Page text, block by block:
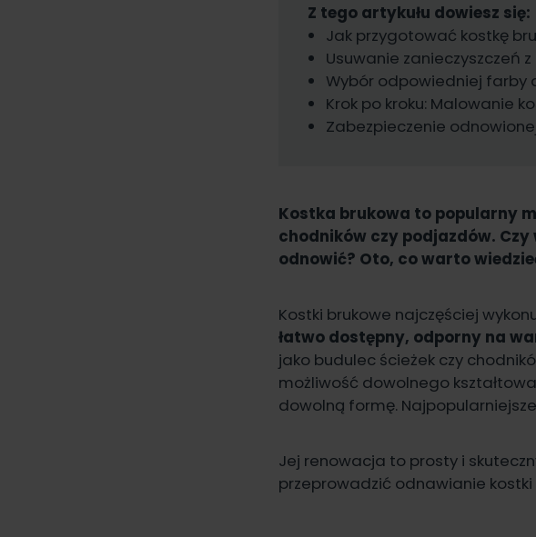
Z tego artykułu dowiesz się:
Jak przygotować kostkę
Usuwanie zanieczyszczeń
Wybór odpowiedniej farby
Krok po kroku: Malowanie
Zabezpieczenie
Kostka brukowa to popularny
chodników czy podjazdów. Czy
odnowić? Oto, co warto
Kostki brukowe najczęściej
łatwo dostępny, odporny na
jako budulec ścieżek czy
możliwość dowolnego
dowolną formę.
Jej renowacja to prosty i
przeprowadzić odnawianie kostki